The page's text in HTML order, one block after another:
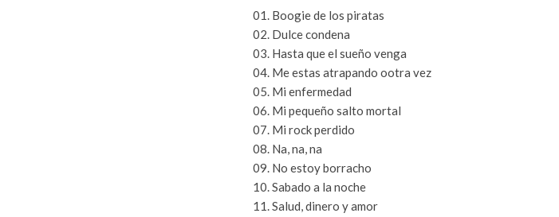
01. Boogie de los piratas
02. Dulce condena
03. Hasta que el sueño venga
04. Me estas atrapando ootra vez
05. Mi enfermedad
06. Mi pequeño salto mortal
07. Mi rock perdido
08. Na, na, na
09. No estoy borracho
10. Sabado a la noche
11. Salud, dinero y amor